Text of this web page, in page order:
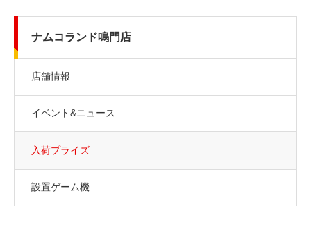
ナムコランド鳴門店
店舗情報
イベント&ニュース
入荷プライズ
設置ゲーム機